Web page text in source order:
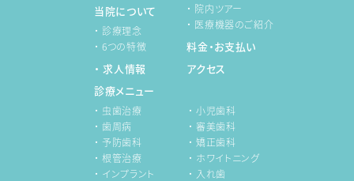
当院について
・ 診療理念
・ 6つの特徴
・ 求人情報
・ 院内ツアー
・ 医療機器のご紹介
料金・お支払い
アクセス
診療メニュー
・ 虫歯治療
・ 歯周病
・ 予防歯科
・ 根管治療
・ インプラント
・ 小児歯科
・ 審美歯科
・ 矯正歯科
・ ホワイトニング
・ 入れ歯